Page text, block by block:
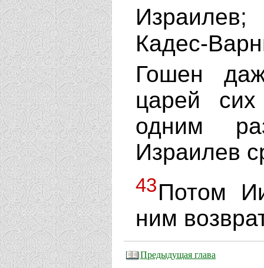
Кадес-
Гошен
царей
одним
Израилев
43Потом
ним
Предыдущая глава